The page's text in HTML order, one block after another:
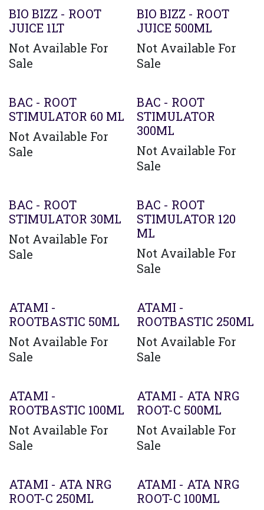
BIO BIZZ - ROOT
JUICE 1LT
Not Available For
Sale
BIO BIZZ - ROOT
JUICE 500ML
Not Available For
Sale
BAC - ROOT
STIMULATOR 60 ML
Not Available For
Sale
BAC - ROOT
STIMULATOR
300ML
Not Available For
Sale
BAC - ROOT
STIMULATOR 30ML
Not Available For
Sale
BAC - ROOT
STIMULATOR 120
ML
Not Available For
Sale
ATAMI -
ROOTBASTIC 50ML
Not Available For
Sale
ATAMI -
ROOTBASTIC 250ML
Not Available For
Sale
ATAMI -
ROOTBASTIC 100ML
Not Available For
Sale
ATAMI - ATA NRG
ROOT-C 500ML
Not Available For
Sale
ATAMI - ATA NRG
ROOT-C 250ML
ATAMI - ATA NRG
ROOT-C 100ML